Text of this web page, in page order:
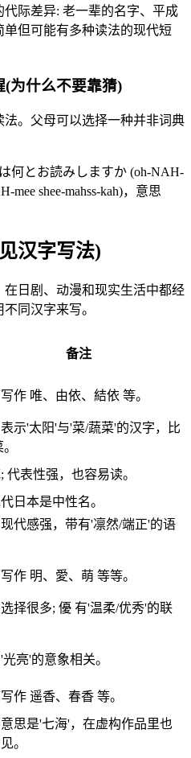
际差异: 老一辈的名字、平成
但可能有多种读法的现代短
(为什么不要靠猜)
。父母可以选择一种并非词典
何とお読みしますか (oh-NAH-
mee shee-mahss-kah)，意思
汉字写法)
日剧、动漫和现实生活中都经
同汉字来写。
备注
作 唯、由依、結依 等。
示'太阳'与'菜/蔬菜'的汉字，比
代表性强，也容易读。
日本是中性名。
代感强，带有'凛然/端正'的语
作 明、愛、萌 等等。
择很多; 優 有'温柔/优秀'的联
亮'的意象相关。
作 遥香、春香 等。
思是'七海'，在虚构作品里也
。